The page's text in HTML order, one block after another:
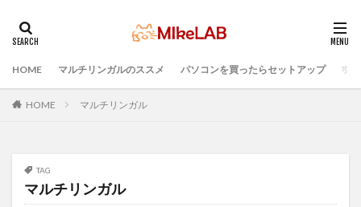
HOME マルチリンガルのススメ パソコンを買ったらセットアップ プ
HOME マルチリンガル
TAG
マルチリンガル
タグ
ウィルス対策 PC準備
プログラミング言語